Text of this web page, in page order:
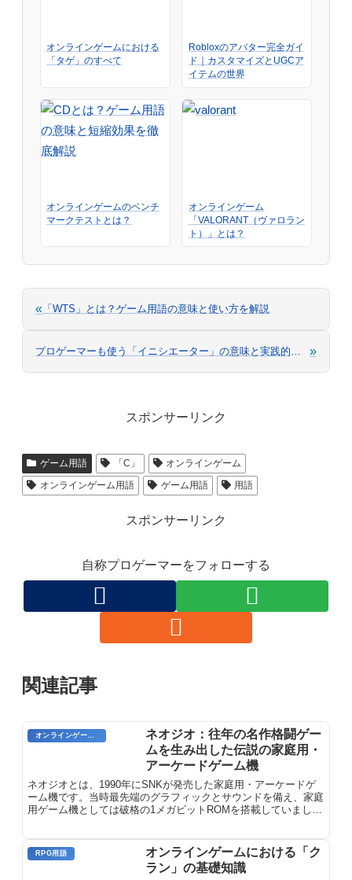
オンラインゲームにおける
「タゲ」のすべて
Robloxのアバター完全ガイ
ド｜カスタマイズとUGCア
イテムの世界
オンラインゲームのベンチ
マークテストとは？
オンラインゲーム
「VALORANT（ヴァロラン
ト）」とは？
« 「WTS」とは？ゲーム用語の意味と使い方を解説
プロゲーマーも使う「イニシエーター」の意味と実践的な使い方 »
スポンサーリンク
ゲーム用語 「C」
オンラインゲーム
オンラインゲーム用語
ゲーム用語 用語
スポンサーリンク
自称プロゲーマーをフォローする
関連記事
ネオジオ：往年の名作格闘ゲー
ムを生み出した伝説の家庭用・
アーケードゲーム機
ネオジオとは、1990年にSNKが発売した家庭用・アーケードゲ
ーム機です。当時最先端のグラフィックとサウンドを備え、家庭
用ゲーム機としては破格の1メガビットROMを搭載していまし
した。また、ゲームソフトの交換が可能なカートリッジ式を採用
し、さまざまなタイトルを楽しむことができました。
RPG用語
オンラインゲームにおける「ク
ラン」の基礎知識